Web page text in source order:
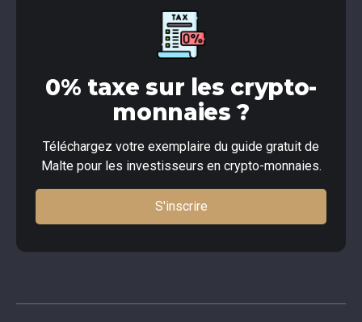
0% taxe sur les crypto-
monnaies ?
Téléchargez votre exemplaire du guide gratuit de
Malte pour les investisseurs en crypto-monnaies.
S'inscrire